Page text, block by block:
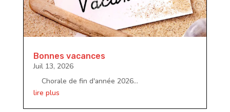
Bonnes vacances
Juil 13, 2026
Chorale de fin d'année 2026...
lire plus